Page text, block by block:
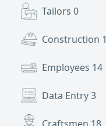
Tailors 0
Construction 1
Employees 14
Data Entry3